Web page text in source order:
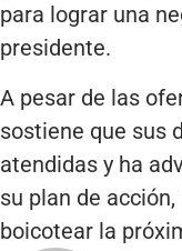
para lograr una
presidente.
A pesar de las
sostiene que sus
atendidas y ha
su plan de
boicotear la